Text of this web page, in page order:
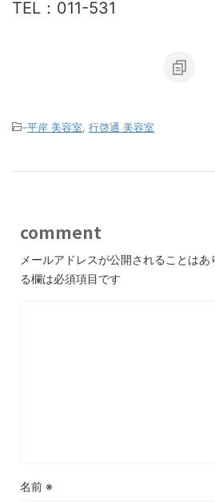
TEL：011-531
-平岸 美容室 行啓通 美容室
comment
メールアドレスが公開されることはあ
る欄は必須項目です
名前 ※